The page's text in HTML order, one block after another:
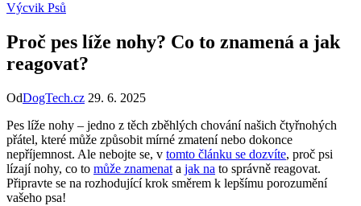
Výcvik Psů
Proč pes líže nohy? Co to znamená a jak
reagovat?
OdDogTech.cz 29. 6. 2025
Pes líže nohy – jedno z těch zběhlých chování našich čtyřnohých
přátel, které může způsobit mírné zmatení nebo dokonce
nepříjemnost. Ale nebojte se, v tomto článku se dozvíte, proč psi
lízají nohy, co to může znamenat a jak na to správně reagovat.
Připravte se na rozhodující krok směrem k lepšímu porozumění
vašeho psa!